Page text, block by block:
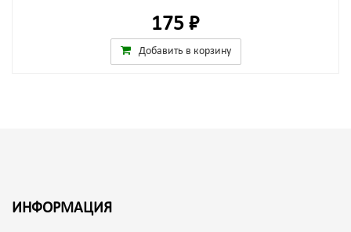
175 ₽
Добавить в корзину
ИНФОРМАЦИЯ